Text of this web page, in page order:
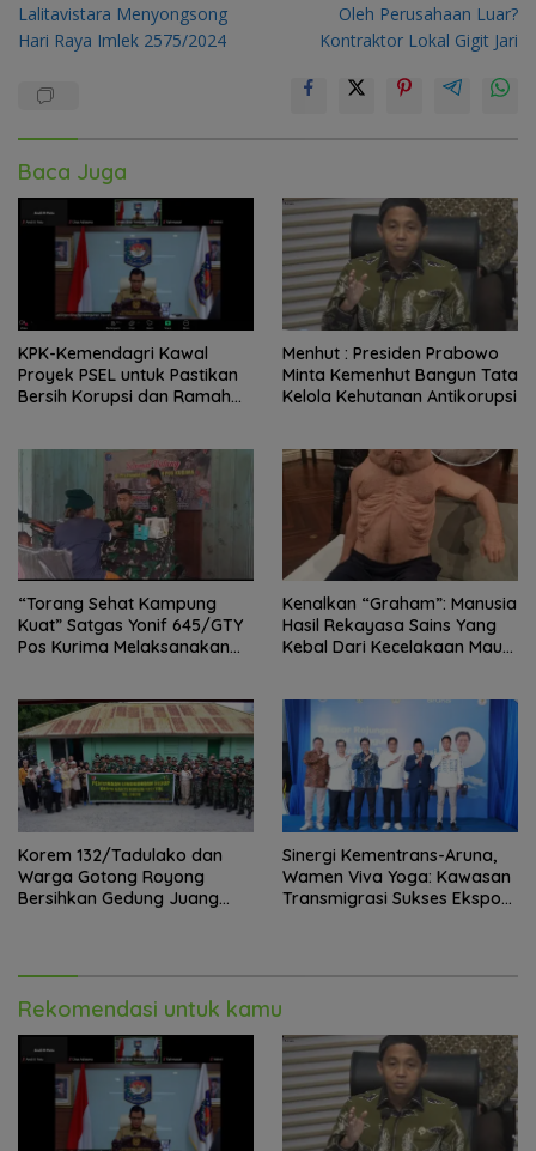
Lalitavistara Menyongsong
Hari Raya Imlek 2575/2024
Oleh Perusahaan Luar?
Kontraktor Lokal Gigit Jari
Baca Juga
KPK-Kemendagri Kawal
Proyek PSEL untuk Pastikan
Bersih Korupsi dan Ramah
Menhut : Presiden Prabowo
Minta Kemenhut Bangun Tata
Kelola Kehutanan Antikorupsi
“Torang Sehat Kampung
Kuat” Satgas Yonif 645/GTY
Pos Kurima Melaksanakan
Kenalkan “Graham”: Manusia
Hasil Rekayasa Sains Yang
Kebal Dari Kecelakaan Maut
Korem 132/Tadulako dan
Warga Gotong Royong
Bersihkan Gedung Juang
Sinergi Kementrans-Aruna,
Wamen Viva Yoga: Kawasan
Transmigrasi Sukses Ekspor
Rekomendasi untuk kamu